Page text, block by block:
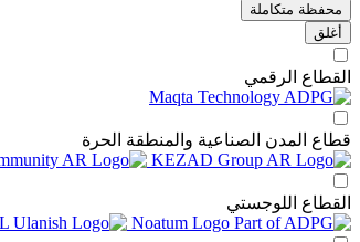
محفظة متكاملة
أغلق
القطاع الرقمي
قطاع المدن الصناعية والمنطقة الحرة
القطاع اللوجستي